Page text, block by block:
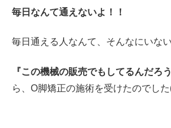
毎日なんて通えないよ！！
毎日通える人なんて、そんなにいな
『この機械の販売でもしてるんだろう
ら、O脚矯正の施術を受けたのでし